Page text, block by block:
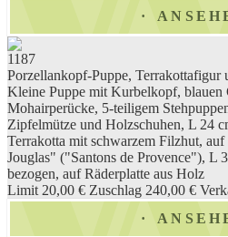
1187
Porzellankopf-Puppe, Terrakottafigur
Kleine Puppe mit Kurbelkopf, blauen
Mohairperücke, 5-teiligem
Zipfelmütze und Holzschuhen, L 24
Terrakotta mit schwarzem Filzhut,
Jouglas" ("Santons de Provence"), L
bezogen, auf Räderplatte aus Holz
Limit 20,00 € Zuschlag 240,00 €